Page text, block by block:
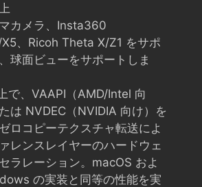
カメラ、Insta360
、Ricoh Theta X/Z1 をサポ
球面ビューをサポートしま
で、VAAPI（AMD/Intel 向
は NVDEC（NVIDIA 向け）を
ロコピーテクスチャ転送によ
レンスレイヤーのハードウェ
ラレーション。macOS およ
の実装と同等の性能を実